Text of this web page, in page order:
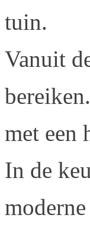
tuin.
Vanuit
met een
In de